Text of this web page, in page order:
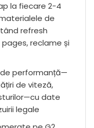
la fiecare 2-4
de
refresh
reclame și
performanță—
de viteză,
date
legale